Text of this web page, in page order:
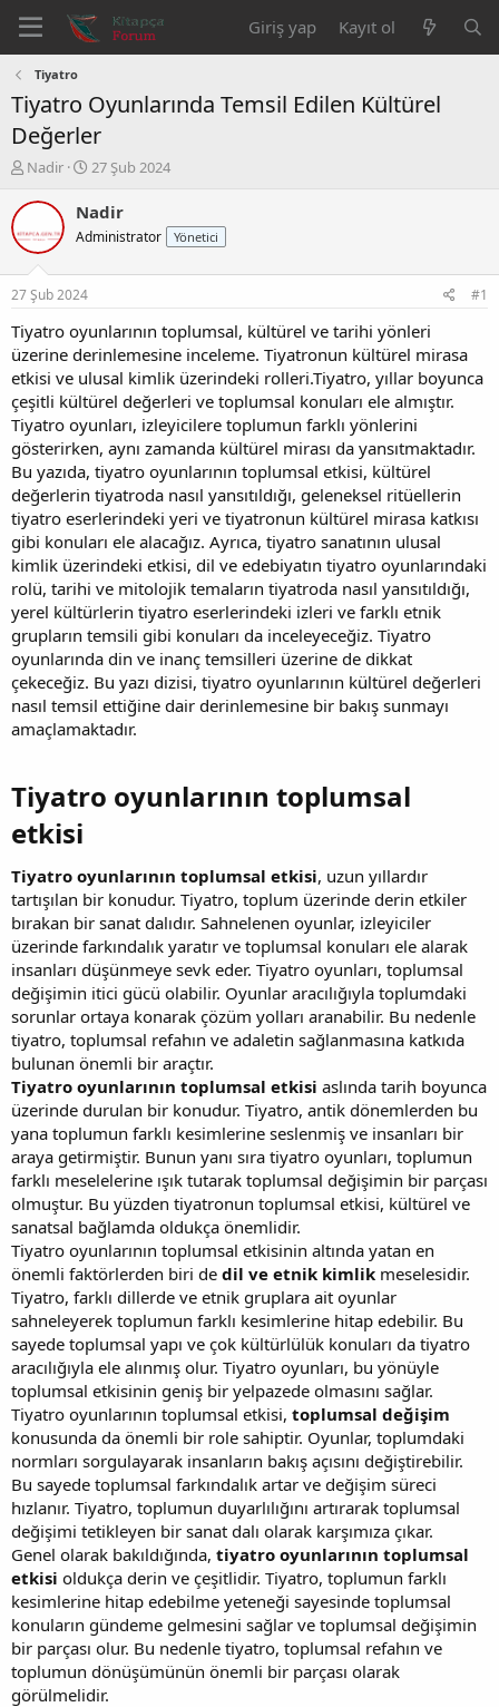
Giriş yap Kayıt ol
Tiyatro
Tiyatro Oyunlarında Temsil Edilen Kültürel
Değerler
K
n
u
u
b
a
ş
l
a
t
a
n
Nadir
B
ş
l
a
ç
a
r
i
h
i
27 Şub 2024
Nadir
Administrator Yönetici
27 Şub 2024 #1
Tiyatro oyunlarının toplumsal, kültürel ve tarihi yönleri
üzerine derinlemesine inceleme. Tiyatronun kültürel mirasa
etkisi ve ulusal kimlik üzerindeki rolleri.Tiyatro, yıllar boyunca
çeşitli kültürel değerleri ve toplumsal konuları ele almıştır.
Tiyatro oyunları, izleyicilere toplumun farklı yönlerini
gösterirken, aynı zamanda kültürel mirası da yansıtmaktadır.
Bu yazıda, tiyatro oyunlarının toplumsal etkisi, kültürel
değerlerin tiyatroda nasıl yansıtıldığı, geleneksel ritüellerin
tiyatro eserlerindeki yeri ve tiyatronun kültürel mirasa katkısı
gibi konuları ele alacağız. Ayrıca, tiyatro sanatının ulusal
kimlik üzerindeki etkisi, dil ve edebiyatın tiyatro oyunlarındaki
rolü, tarihi ve mitolojik temaların tiyatroda nasıl yansıtıldığı,
yerel kültürlerin tiyatro eserlerindeki izleri ve farklı etnik
grupların temsili gibi konuları da inceleyeceğiz. Tiyatro
oyunlarında din ve inanç temsilleri üzerine de dikkat
çekeceğiz. Bu yazı dizisi, tiyatro oyunlarının kültürel değerleri
nasıl temsil ettiğine dair derinlemesine bir bakış sunmayı
amaçlamaktadır.
Tiyatro oyunlarının toplumsal
etkisi​
Tiyatro oyunlarının toplumsal etkisi, uzun yıllardır
tartışılan bir konudur. Tiyatro, toplum üzerinde derin etkiler
bırakan bir sanat dalıdır. Sahnelenen oyunlar, izleyiciler
üzerinde farkındalık yaratır ve toplumsal konuları ele alarak
insanları düşünmeye sevk eder. Tiyatro oyunları, toplumsal
değişimin itici gücü olabilir. Oyunlar aracılığıyla toplumdaki
sorunlar ortaya konarak çözüm yolları aranabilir. Bu nedenle
tiyatro, toplumsal refahın ve adaletin sağlanmasına katkıda
bulunan önemli bir araçtır.
Tiyatro oyunlarının toplumsal etkisi aslında tarih boyunca
üzerinde durulan bir konudur. Tiyatro, antik dönemlerden bu
yana toplumun farklı kesimlerine seslenmiş ve insanları bir
araya getirmiştir. Bunun yanı sıra tiyatro oyunları, toplumun
farklı meselelerine ışık tutarak toplumsal değişimin bir parçası
olmuştur. Bu yüzden tiyatronun toplumsal etkisi, kültürel ve
sanatsal bağlamda oldukça önemlidir.
Tiyatro oyunlarının toplumsal etkisinin altında yatan en
önemli faktörlerden biri de dil ve etnik kimlik meselesidir.
Tiyatro, farklı dillerde ve etnik gruplara ait oyunlar
sahneleyerek toplumun farklı kesimlerine hitap edebilir. Bu
sayede toplumsal yapı ve çok kültürlülük konuları da tiyatro
aracılığıyla ele alınmış olur. Tiyatro oyunları, bu yönüyle
toplumsal etkisinin geniş bir yelpazede olmasını sağlar.
Tiyatro oyunlarının toplumsal etkisi, toplumsal değişim
konusunda da önemli bir role sahiptir. Oyunlar, toplumdaki
normları sorgulayarak insanların bakış açısını değiştirebilir.
Bu sayede toplumsal farkındalık artar ve değişim süreci
hızlanır. Tiyatro, toplumun duyarlılığını artırarak toplumsal
değişimi tetikleyen bir sanat dalı olarak karşımıza çıkar.
Genel olarak bakıldığında, tiyatro oyunlarının toplumsal
etkisi oldukça derin ve çeşitlidir. Tiyatro, toplumun farklı
kesimlerine hitap edebilme yeteneği sayesinde toplumsal
konuların gündeme gelmesini sağlar ve toplumsal değişimin
bir parçası olur. Bu nedenle tiyatro, toplumsal refahın ve
toplumun dönüşümünün önemli bir parçası olarak
görülmelidir.